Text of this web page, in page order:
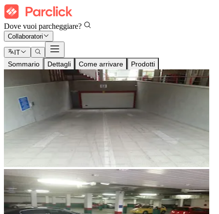
Dove vuoi parcheggiare?
Collaboratori
IT
Sommario Dettagli Come arrivare Prodotti